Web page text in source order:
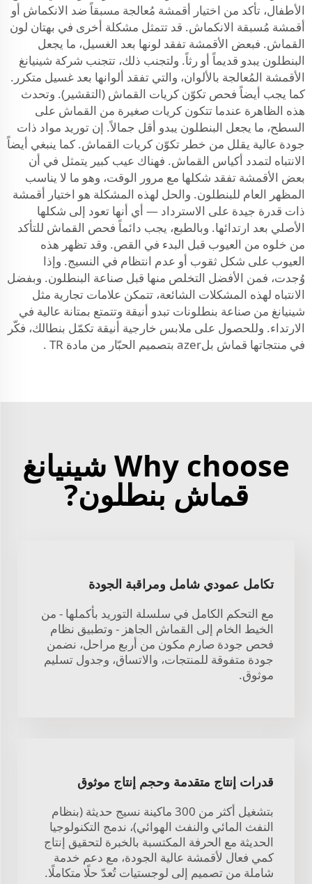
الأطفال، تأكد من اختيار أقمشة مُعالجة مسبقاً ضد الانكماش أو
أقمشة مُسبقة الانكماش. قد تتمثل مشكلة أخرى في بهتان لون
القماش. فبعض الأقمشة تفقد لونها بعد الغسيل، ما يجعل
البنطلون يبدو قديماً أو رثاً. ولتجنب ذلك، تتجنب شركة شينيانغ
الأقمشة المُعالجة بالألوان، والتي تفقد ألوانها بعد غسيل متكرر.
كما يجب أيضاً فحص تكوّن كريات القماش (التقشير). وتحدث
هذه الظاهرة عندما تتكون كريات صغيرة من القماش على
السطح، ما يجعل البنطلون يبدو أقل جمالاً. إن توريد مواد ذات
جودة عالية يقلل من خطر تكوّن كريات القماش. كما ينبغي أيضاً
الانتباه لتمدد أكياس القماش. فهناك عيب كبير يتمثل في أن
بعض الأقمشة تفقد شكلها مع مرور الوقت، وهو ما لا يناسب
المظهر العام للبنطلون. والحل لهذه المشكلة هو اختيار أقمشة
ذات قدرة جيدة على الاسترداد — أي أنها تعود إلى شكلها
الأصلي بعد ارتدائها. وبالطبع، يجب دائماً فحص القماش للتأكد
من خلوه من العيوب قبل البدء في القص. وقد تظهر هذه
العيوب على شكل ثقوب أو عدم انتظام في النسيج. وإذا
وُجدت، فمن الأفضل التخلص منها قبل صناعة البنطلون. وبفضل
الانتباه لهذه المشكلات الشائعة، تتمكن علامات تجارية مثل
شينيانغ من صناعة بنطلونات تبدو أنيقة وتتمتع بمتانة عالية في
الارتداء. وللحصول على ملابس خارجية أنيقة تكمّل بنطالك، فكّر
في منتجاتها قماش بلazer بتصميم الحبّار من مادة TR .
Why choose شينيانغ
قماش بنطلون?
تكامل عمودي شامل ومراقبة الجودة
مع التحكم الكامل في سلسلة التوريد بأكملها - من
الخيط الخام إلى القماش الجاهز - وتطبيق نظام
فحص جودة صارم مكون من أربع مراحل، نضمن
جودة متفوقة للمنتجات، والاتساق، وجدول تسليم
موثوق.
قدرات إنتاج متقدمة وحجم إنتاج موثوق
بتشغيل أكثر من 300 ماكينة نسيج حديثة (بنظام
النفث المائي والنفث الهوائي)، ندمج التكنولوجيا
الحديثة مع الحرفة المكتسبة بالخبرة لتحقيق إنتاج
كمي فعال لأقمشة عالية الجودة، مع دعم خدمة
شاملة من تصميم إلى لوجستيات تُعدّ حلًا متكاملًا.